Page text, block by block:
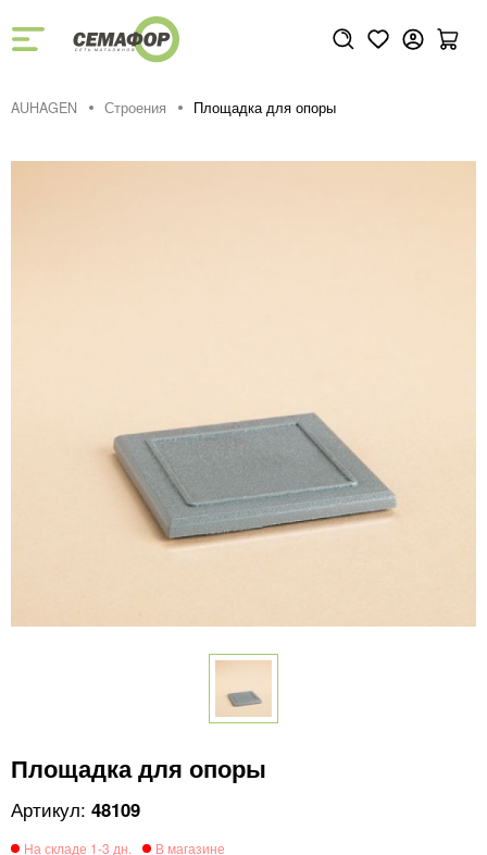
AUHAGEN Строения Площадка для опоры
Площадка для опоры
48109